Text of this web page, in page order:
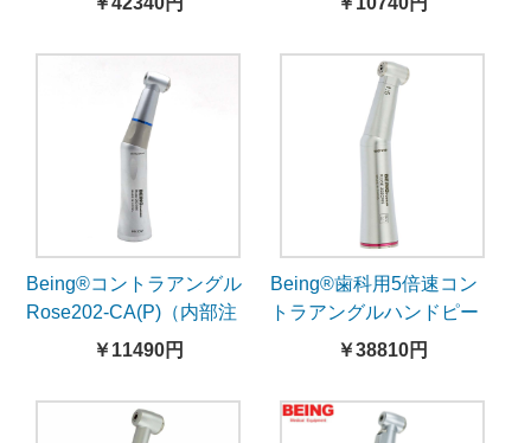
Being®コントラアングル
Rose202-CA(P)（内部注
￥11490円
Being®歯科用5倍速コン
トラアングルハンドピー
スRose203Z15-Z15-増速
￥38810円